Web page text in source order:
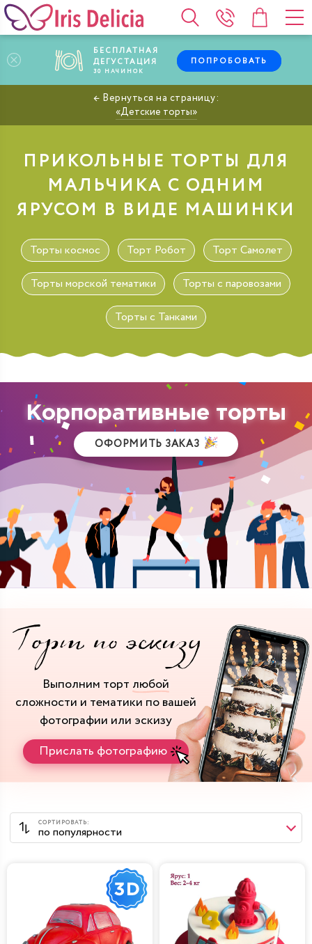
БЕСПЛАТНАЯ
ДЕГУСТАЦИЯ
30 НАЧИНОК
ПОПРОБОВАТЬ
Детские торты
ПРИКОЛЬНЫЕ ТОРТЫ ДЛЯ
МАЛЬЧИКА С ОДНИМ
ЯРУСОМ В ВИДЕ МАШИНКИ
Торты космос Торт Робот Торт Самолет
Торты морской тематики Торты с паровозами
Торты с Танками
Корпоративные торты
ОФОРМИТЬ ЗАКАЗ
Выполним торт любой
сложности и тематики по вашей
фотографии или эскизу
Прислать фотографию